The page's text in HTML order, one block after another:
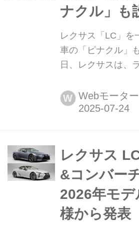
ナクル」も
レクサス「LC」を
車の「ピナクル」
日、レクサスは、
を一部改良して同
ると発表した。ま
を設定し、それぞ
W Webモータ
レクサス
&コンバー
2026年モ
様から発表